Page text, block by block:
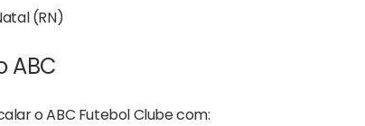
(RN)
ABC
oABC Futebol Clubecom: